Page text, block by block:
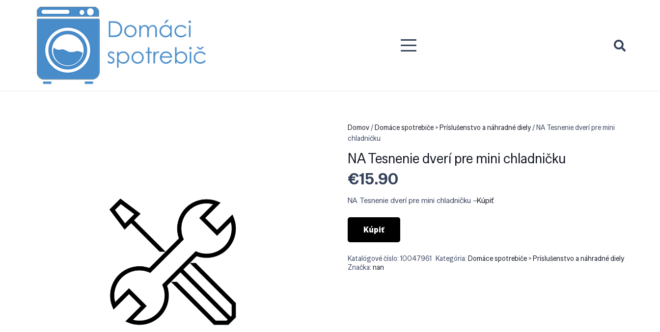
Domov/Domáce spotrebiče > Príslušenstvo a náhradné diely/ NA Tesnenie dverí pre mini
chladničku
NA Tesnenie dverí pre mini chladničku
€15.90
NA Tesnenie dverí pre mini chladničku –Kúpiť
Kúpiť
Katalógové číslo:10047961 Kategória:Domáce spotrebiče > Príslušenstvo a náhradné diely
Značka:nan